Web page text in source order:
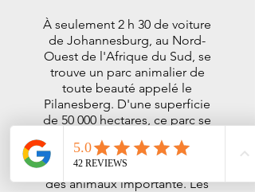
À seulement 2 h 30 de voiture
de Johannesburg, au Nord-
Ouest de l'Afrique du Sud, se
trouve un parc animalier de
toute beauté appelé le
Pilanesberg. D'une superficie
de 50 000 hectares, ce parc se
trouve au milieu d'un ancien
volcan. Les paysages y sont
magnifiques et la population
des animaux importante. Les